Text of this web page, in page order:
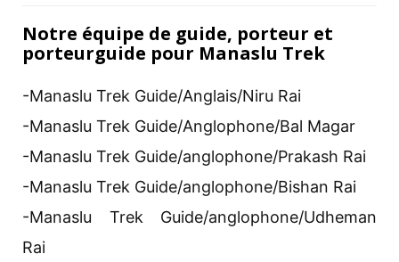
Notre équipe de guide, porteur et
porteurguide pour Manaslu Trek
-Manaslu Trek Guide/Anglais/Niru Rai
-Manaslu Trek Guide/Anglophone/Bal Magar
-Manaslu Trek Guide/anglophone/Prakash Rai
-Manaslu Trek Guide/anglophone/Bishan Rai
-Manaslu Trek Guide/anglophone/Udheman
Rai